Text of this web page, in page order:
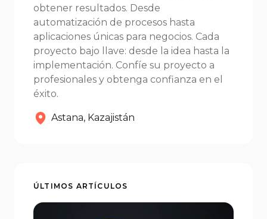
obtener resultados. Desde
automatización de procesos hasta
aplicaciones únicas para negocios. Cada
proyecto bajo llave: desde la idea hasta la
implementación. Confíe su proyecto a
profesionales y obtenga confianza en el
éxito.
Astana, Kazajistán
ÚLTIMOS ARTÍCULOS